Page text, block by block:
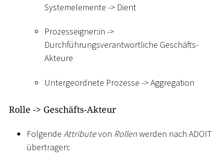
Systemelemente -> Dient
Prozesseigner:in ->
Durchführungsverantwortliche Geschäfts-
Akteure
Untergeordnete Prozesse ->Aggregation
Rolle -> Geschäfts-Akteur
Folgende Attributevon Rollenwerden nach ADOIT
übertragen: